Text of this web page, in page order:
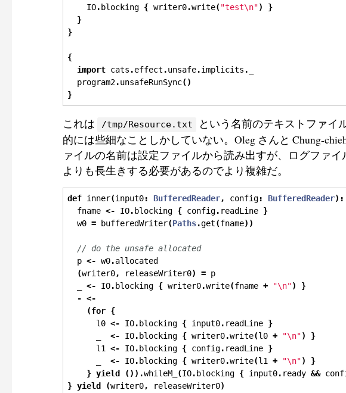
IO. blocking { writer0.write("test\n")
}
}
}
{
import cats .effect .unsafe.implicits .
program2.unsafeRunSync()
}
これは /tmp/Resource.txt
という名前のテキストファイ
的には些細なことしかしていない。Oleg さんと Chung-
ァイルの名前は設定ファイルから読み出すが、ログファ
よりも長生きする必要があるのでより複雑だ。
def inner(input0: BufferedReader, config: BufferedReader):
fname <- IO. blocking { config. readLine }
w0 = bufferedWriter(Paths.get(fname))
// do the unsafe allocated
p <- w0.allocated
(writer0, releaseWriter0) = p
_ <- IO. blocking { writer0.write(fname + "\n")
}
- <-
(for {
l0 <- IO. blocking { input0. readLine }
_ <- IO. blocking { writer0.write(l0 + "\n")
}
l1 <- IO. blocking { config. readLine }
_ <- IO. blocking { writer0.write(l1 + "\n")
}
} yield ()).whileM_ (IO. blocking { input0. ready &&
} yield (writer0, releaseWriter0)